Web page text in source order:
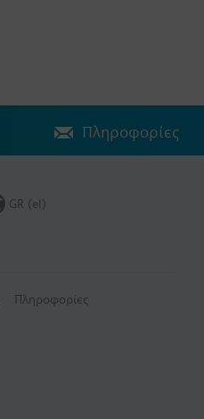
Πληροφορίες
GR (el)
Πληροφορίες